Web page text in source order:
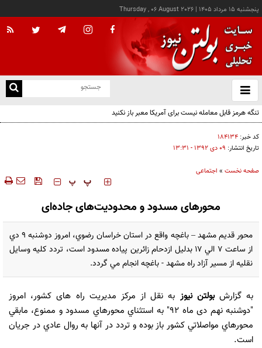
پنجشنبه ۱۵ مرداد ۱۴۰۵ |
Thursday , 06 August 2026
باز
و
تنگه هرمز قابل معامله نیست برای آمریکا معبر باز نکنید
کد خبر: ۱۸۴۱۳۴
تاریخ انتشار: ۰۹ دی ۱۳۹۲ - ۱۳:۳۱
صفحه نخست » اجتماعی
‍‍‍ پ پ
محورهای مسدود و محدودیت‌های جاده‌ای
محور قديم مشهد – باغچه واقع در استان خراسان رضوي، امروز دوشنبه 9 دي
از ساعت 7 الي 17 بدليل ازدحام زائرين پياده مسدود است، تردد كليه وسايل
نقليه از مسير آزاد راه مشهد - باغچه انجام مي گردد.
به گزارشبولتن نیوز به نقل از مرکز مدیریت راه های کشور، امروز
"دوشنبه نهم دی ماه 92" به ‌استثناي محورهاي مسدود و ممنوع،‌ مابقي
محورهاي مواصلاتي كشور باز بوده و تردد در آنها به‌ روال عادي در جريان
است.